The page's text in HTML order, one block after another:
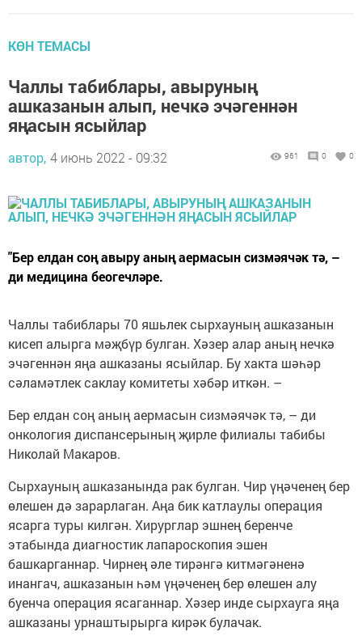
КӨН ТЕМАСЫ
Чаллы табиблары, авыруның
ашказанын алып, нечкә эчәгеннән
яңасын ясыйлар
автор, 4 июнь 2022 - 09:32 961 0 0
"Бер елдан соң авыру аның аермасын сизмәячәк тә, –
ди медицина беогечләре.
Чаллы табиблары 70 яшьлек сырхауның ашказанын
кисеп алырга мәҗбүр булган. Хәзер алар аның нечкә
эчәгеннән яңа ашказаны ясыйлар. Бу хакта шәһәр
сәламәтлек саклау комитеты хәбәр иткән. –
Бер елдан соң аның аермасын сизмәячәк тә, – ди
онкология диспансерының җирле филиалы табибы
Николай Макаров.
Сырхауның ашказанында рак булган. Чир үңәченең бер
өлешен дә зарарлаган. Аңа бик катлаулы операция
ясарга туры килгән. Хирурглар эшнең беренче
этабында диагностик лапароскопия эшен
башкарганнар. Чирнең әле тирәнгә китмәгәненә
инангач, ашказанын һәм үңәченең бер өлешен алу
буенча операция ясаганнар. Хәзер инде сырхауга яңа
ашказаны урнаштырырга кирәк булачак.